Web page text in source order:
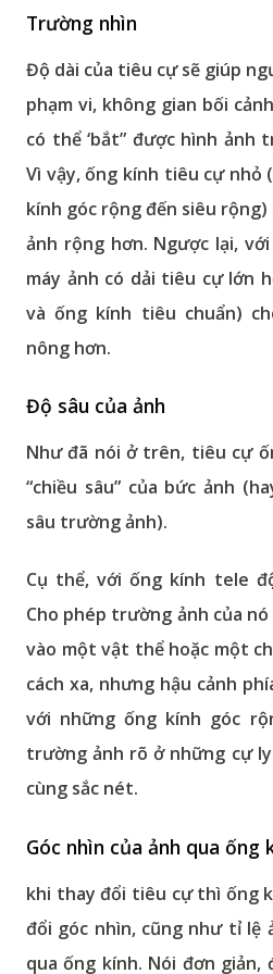
Trường nhìn
Độ dài của tiêu cự sẽ giúp
phạm vi, không gian bối
có thể ‘bắt” được hình ảnh
Vì vậy, ống kính tiêu cự nhỏ
kính góc rộng đến siêu
ảnh rộng hơn. Ngược lại,
máy ảnh có dải tiêu cự lớn
và ống kính tiêu chuẩn)
nông hơn.
Độ sâu của ảnh
Như đã nói ở trên, tiêu cự
“chiều sâu” của bức ảnh
sâu trường ảnh).
Cụ thể, với ống kính tele
Cho phép trường ảnh của
vào một vật thể hoặc một
cách xa, nhưng hậu cảnh
với những ống kính góc
trường ảnh rõ ở những cự
cùng sắc nét.
Góc nhìn của ảnh qua ống
khi thay đổi tiêu cự thì ống
đổi góc nhìn, cũng như tỉ lệ
qua ống kính. Nói đơn